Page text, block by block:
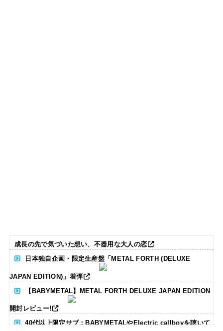
成長の先で気づいた想い、不器用な大人の恋
日本独自企画・限定生産盤「METAL FORTH (DELUXE
JAPAN EDITION)」着弾
【BABYMETAL】METAL FORTH DELUXE JAPAN EDITION
開封レビュー!
40代以上限定サブ：BABYMETALやElectric callboyを聴いて